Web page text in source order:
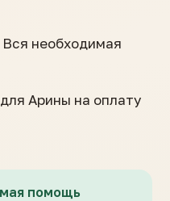
необходимая
Арины на оплату
помощь